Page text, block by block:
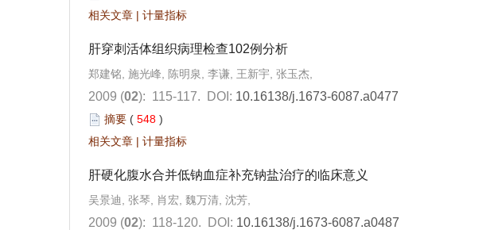
相关文章 | 计量指标
肝穿刺活体组织病理检查102例分析
郑建铭, 施光峰, 陈明泉, 李谦, 王新宇, 张玉杰,
2009 (02): 115-117. DOI: 10.16138/j.1673-6087.a0477
摘要 ( 548 )
相关文章 | 计量指标
肝硬化腹水合并低钠血症补充钠盐治疗的临床意义
吴景迪, 张琴, 肖宏, 魏万清, 沈芳,
2009 (02): 118-120. DOI: 10.16138/j.1673-6087.a0487